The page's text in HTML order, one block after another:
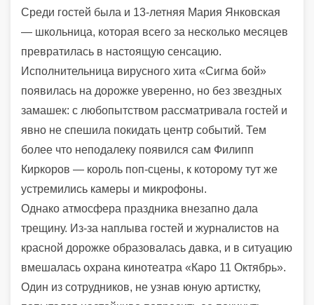
Среди гостей была и 13-летняя Мария Янковская
— школьница, которая всего за несколько месяцев
превратилась в настоящую сенсацию.
Исполнительница вирусного хита «Сигма бой»
появилась на дорожке уверенно, но без звездных
замашек: с любопытством рассматривала гостей и
явно не спешила покидать центр событий. Тем
более что неподалеку появился сам Филипп
Киркоров — король поп-сцены, к которому тут же
устремились камеры и микрофоны.
Однако атмосфера праздника внезапно дала
трещину. Из-за наплыва гостей и журналистов на
красной дорожке образовалась давка, и в ситуацию
вмешалась охрана кинотеатра «Каро 11 Октябрь».
Один из сотрудников, не узнав юную артистку,